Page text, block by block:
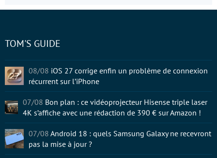
TOM'S GUIDE
08/08 iOS 27 corrige enfin un problème de connexion
récurrent sur l’iPhone
07/08 Bon plan : ce vidéoprojecteur Hisense triple laser
4K s’affiche avec une rédaction de 390 € sur Amazon !
07/08 Android 18 : quels Samsung Galaxy ne recevront
pas la mise à jour ?